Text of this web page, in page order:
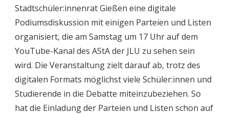
Stadtschüler:innenrat Gießen eine digitale
Podiumsdiskussion mit einigen Parteien und Listen
organisiert, die am Samstag um 17 Uhr auf dem
YouTube-Kanal des AStA der JLU zu sehen sein
wird. Die Veranstaltung zielt darauf ab, trotz des
digitalen Formats möglichst viele Schüler:innen und
Studierende in die Debatte miteinzubeziehen. So
hat die Einladung der Parteien und Listen schon auf